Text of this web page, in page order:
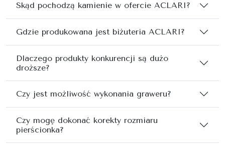
Skąd pochodzą kamienie w ofercie ACLARI?
Gdzie produkowana jest biżuteria ACLARI?
Dlaczego produkty konkurencji są dużo
droższe?
Czy jest możliwość wykonania graweru?
Czy mogę dokonać korekty rozmiaru
pierścionka?